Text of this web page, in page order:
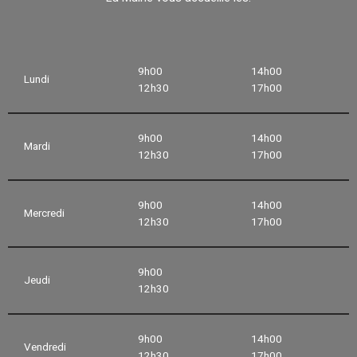
Lundi
9h00
12h30
14h00
17h00
Mardi
9h00
12h30
14h00
17h00
Mercredi
9h00
12h30
14h00
17h00
Jeudi
9h00
12h30
Vendredi
9h00
14h00